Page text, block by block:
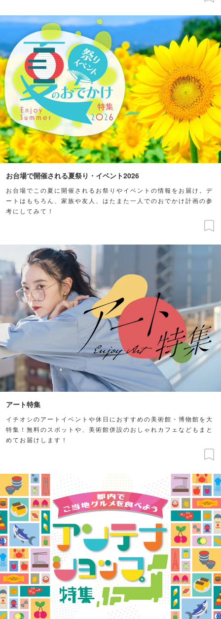
お台場で開催される夏祭り・イベント2026
お台場でこの夏に開催されるお祭りやイベントの情報をお届け。デ
ートはもちろん、家族や友人、はたまた一人でのおでかけ計画の参
考にしてみて！
アート特集
イチオシのアートイベントや休日におすすめの美術館・博物館を大
特集！無料のスポットや、美術館併設のおしゃれカフェなどもまと
めてお届けします！